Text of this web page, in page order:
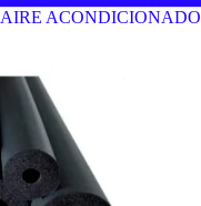
AIRE ACONDICIONADO